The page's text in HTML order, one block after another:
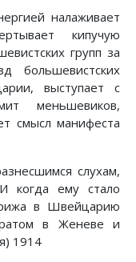
налаживает
кипучую
групп за
большевистских
выступает с
меньшевиков,
смысл манифеста
слухам,
когда ему стало
в Швейцарию
в Женеве и
1914